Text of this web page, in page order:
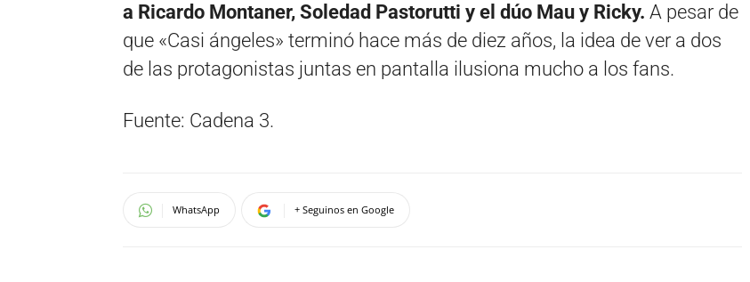
a Ricardo Montaner, Soledad Pastorutti y el dúo Mau y Ricky. A pesar de
que «Casi ángeles» terminó hace más de diez años, la idea de ver a dos
de las protagonistas juntas en pantalla ilusiona mucho a los fans.
Fuente: Cadena 3.
WhatsApp + Seguinos en Google